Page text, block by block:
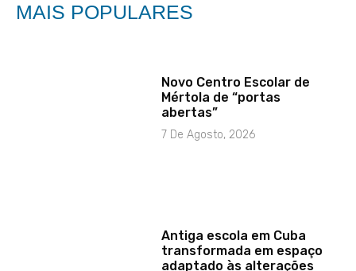
MAIS POPULARES
Novo Centro Escolar de
Mértola de “portas
abertas”
7 De Agosto, 2026
Antiga escola em Cuba
transformada em espaço
adaptado às alterações